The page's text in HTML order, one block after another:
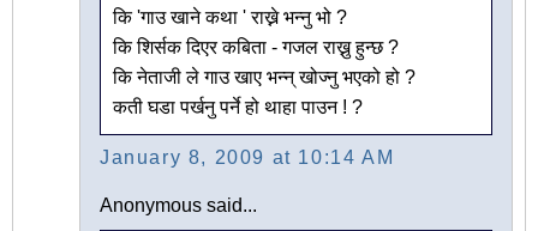
कि 'गाउ खाने कथा ' राख्ने भन्नु भो ?
कि शिर्सक दिएर कबिता - गजल राख्नु हुन्छ ?
कि नेताजी ले गाउ खाए भन्न् खोज्नु भएको हो ?
कती घडा पर्खनु पर्ने हो थाहा पाउन ! ?
January 8, 2009 at 10:14 AM
Anonymous said...